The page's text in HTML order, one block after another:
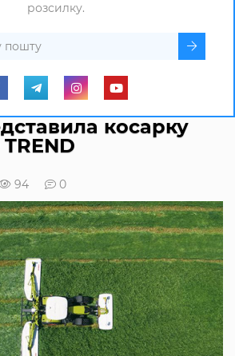
розсилку.
косарку
TREND
94 0